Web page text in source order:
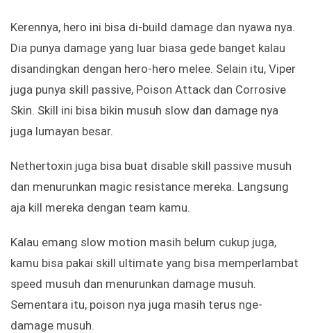
Kerennya, hero ini bisa di-build damage dan nyawa nya.
Dia punya damage yang luar biasa gede banget kalau
disandingkan dengan hero-hero melee. Selain itu, Viper
juga punya skill passive, Poison Attack dan Corrosive
Skin. Skill ini bisa bikin musuh slow dan damage nya
juga lumayan besar.
Nethertoxin juga bisa buat disable skill passive musuh
dan menurunkan magic resistance mereka. Langsung
aja kill mereka dengan team kamu.
Kalau emang slow motion masih belum cukup juga,
kamu bisa pakai skill ultimate yang bisa memperlambat
speed musuh dan menurunkan damage musuh.
Sementara itu, poison nya juga masih terus nge-
damage musuh.